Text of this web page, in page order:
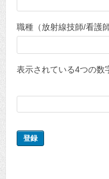
職種（放射線技師/看護
表示されている4つの数